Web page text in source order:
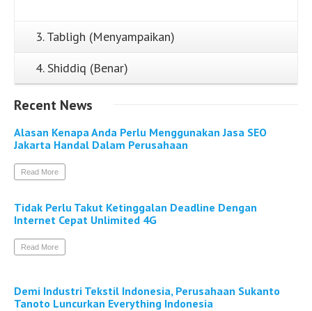
3. Tabligh (Menyampaikan)
4. Shiddiq (Benar)
Recent News
Alasan Kenapa Anda Perlu Menggunakan Jasa SEO
Jakarta Handal Dalam Perusahaan
Read More
Tidak Perlu Takut Ketinggalan Deadline Dengan
Internet Cepat Unlimited 4G
Read More
Demi Industri Tekstil Indonesia, Perusahaan Sukanto
Tanoto Luncurkan Everything Indonesia